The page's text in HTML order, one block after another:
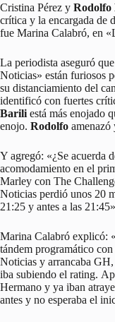
Cristina Pérez y
crítica y la encargada de
fue Marina Calabró, en
La periodista aseguró
Noticias» están furiosos
su distanciamiento del
identificó con fuertes
Barili está más enojado
enojo. Rodolfo amenazó
Y agregó: «¿Se acuerda
acomodamiento en el
Marley con The
Noticias perdió unos 20
21:25 y antes a las
Marina Calabró explicó: «
tándem programático
Noticias y arrancaba
iba subiendo el rating.
Hermano y ya iban
antes y no esperaba el